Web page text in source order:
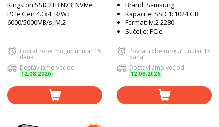
Kingston SSD 2TB NV3; NVMe
PCIe Gen 4.0x4, R/W :
6000/5000MB/s, M.2
Povrat robe moguć unutar 15
dana
Dostavljamo već od
12.08.2026
Brand: Samsung
Kapacitet SSD 1: 1024 GB
Format: M.2 2280
Sučelje: PCIe
Povrat robe moguć unutar 15
dana
Dostavljamo već od
12.08.2026